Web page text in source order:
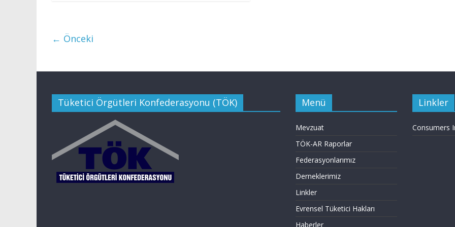
← Önceki
Tüketici Örgütleri Konfederasyonu (TÖK) Menü
Mevzuat
TÖK-AR Raporlar
Federasyonlarımız
Derneklerimiz
Linkler
Evrensel Tüketici Hakları
Haberler
Linkler
Consumers